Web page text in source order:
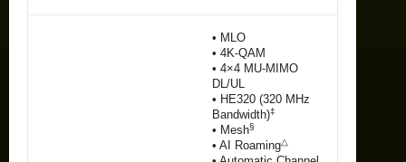
• MLO
• 4K-QAM
• 4×4 MU-MIMO
DL/UL
• HE320 (320 MHz
Bandwidth)‡
• Mesh§
• AI Roaming△